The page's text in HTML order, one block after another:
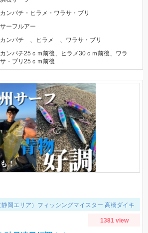
カンパチ・ヒラメ・ワラサ・ブリ
サーフルアー
カンパチ 、ヒラメ 、ワラサ・ブリ
カンパチ25ｃｍ前後、ヒラメ30ｃｍ前後、ワラ
サ・ブリ25ｃｍ前後
岡エリア）フィッシングマイスター 高橋ダイキ
1381 view